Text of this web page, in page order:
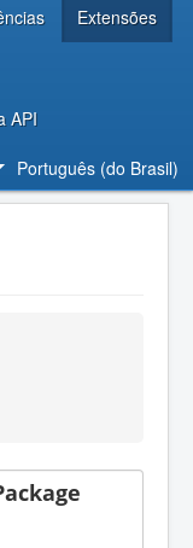
Extensões
API
Português (do Brasil)